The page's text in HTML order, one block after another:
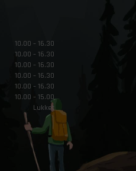
10.00 – 16.30
10.00 – 16.30
10.00 – 16.30
10.00 – 16.30
10.00 – 16.30
10.00 – 15.00
Lukket